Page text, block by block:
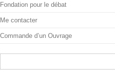
Fondation pour le débat
Me contacter
Commande d’un Ouvrage